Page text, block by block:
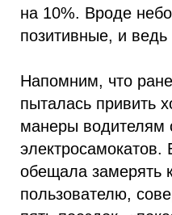
на 10%. Вроде
позитивные, и ведь
Напомним, что
пыталась привить
манеры водителям
обещала замерять
пользователю,